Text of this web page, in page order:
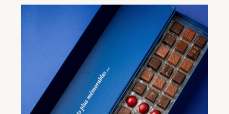
plusieurs
variations.
Les
options
peuvent
être
choisies